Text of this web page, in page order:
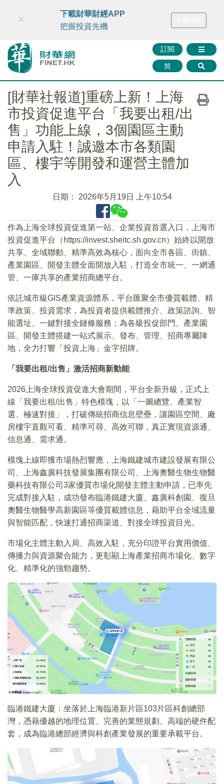
財華智庫網 FINTV FINMETA 財華證券 媒體矩陣
訂閱
简
×
下載財華財經APP
把握投資先機
[財華社報道]重磅上新！上海
市投資促進平台「我要出租/出
售」功能上線，3個園區主動
申請入駐！誠邀本市各類園
區、樓宇等開發和運營主體加
入
日期： 2026年5月19日 上午10:54
作為上海全球投資促進第一站、企業投資首選入口，上海市
投資促進平台（https://invest.sheitc.sh.gov.cn）始終以開放
共享、全域聯動、精準高效為核心，面向全市各區、街鎮、
產業園區、開發主體全面開放入駐，打造全市統一、一網通
管、一庫共享的產業招商總平台。
依託城市級GIS產業資源體系，平台匯聚全市優質載體、精
準政策、投資需求，為投資者提供載體推介、政策諮詢、智
能選址、一鍵對接全鏈條服務；為各級投促部門、產業園
區、開發主體搭建一站式展示、發布、管理、招商專屬陣
地，全力打響「投資上海」金字招牌。
「我要出租/出售」激活招商新動能
2026上海全球投資促進大會期間，平台全新升級，正式上
線「我要出租/出售」特色模塊，以「一圖總覽、產業智
選、極速對接」，打破傳統招商信息壁壘，讓園區空間、廠
房樓宇直觀可看、精準可尋、高效可聯，真正實現資源通、
信息通、需求通。
模塊上線即獲市場熱烈響應，上海鐵建城市建設發展有限公
司、上海鑫廣科技發展集團有限公司、上海奧醫生物生物醫
藥科技有限公司3家優質市場化開發主體主動申請，已率先
完成對接入駐，成功發布臨港鐵建大廈、鑫廣科創園、復旦
奧醫生物醫學高新園區等優質載體信息，藉助平台全域流量
與智能匹配，快速打通招商渠道、對接全球投資目光。
市場化主體主動入局、高效入駐，充分印證平台實用價值、
傳播力與資源聚合能力，更彰顯上海產業招商市場化、數字
化、精準化的強勁趨勢。
臨港鐵建大廈：坐落於上海臨港新片區103片區科創總部
灣，憑藉優越的地理位置、完善的業態規劃、高端的硬件配
套，成為臨港總部經濟與科創產業發展的重要承載平台。